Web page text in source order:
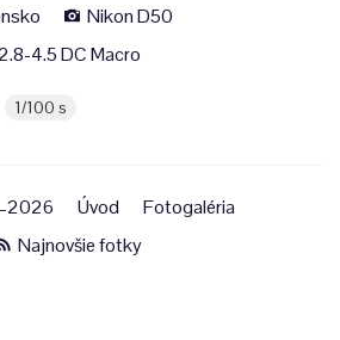
Nikon D50
4.5 DC Macro
1/100 s
Úvod
Fotogaléria
Najnovšie fotky